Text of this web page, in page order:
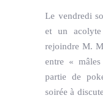
Le vendredi
et un
rejoindre M.
entre «
partie de
soirée à